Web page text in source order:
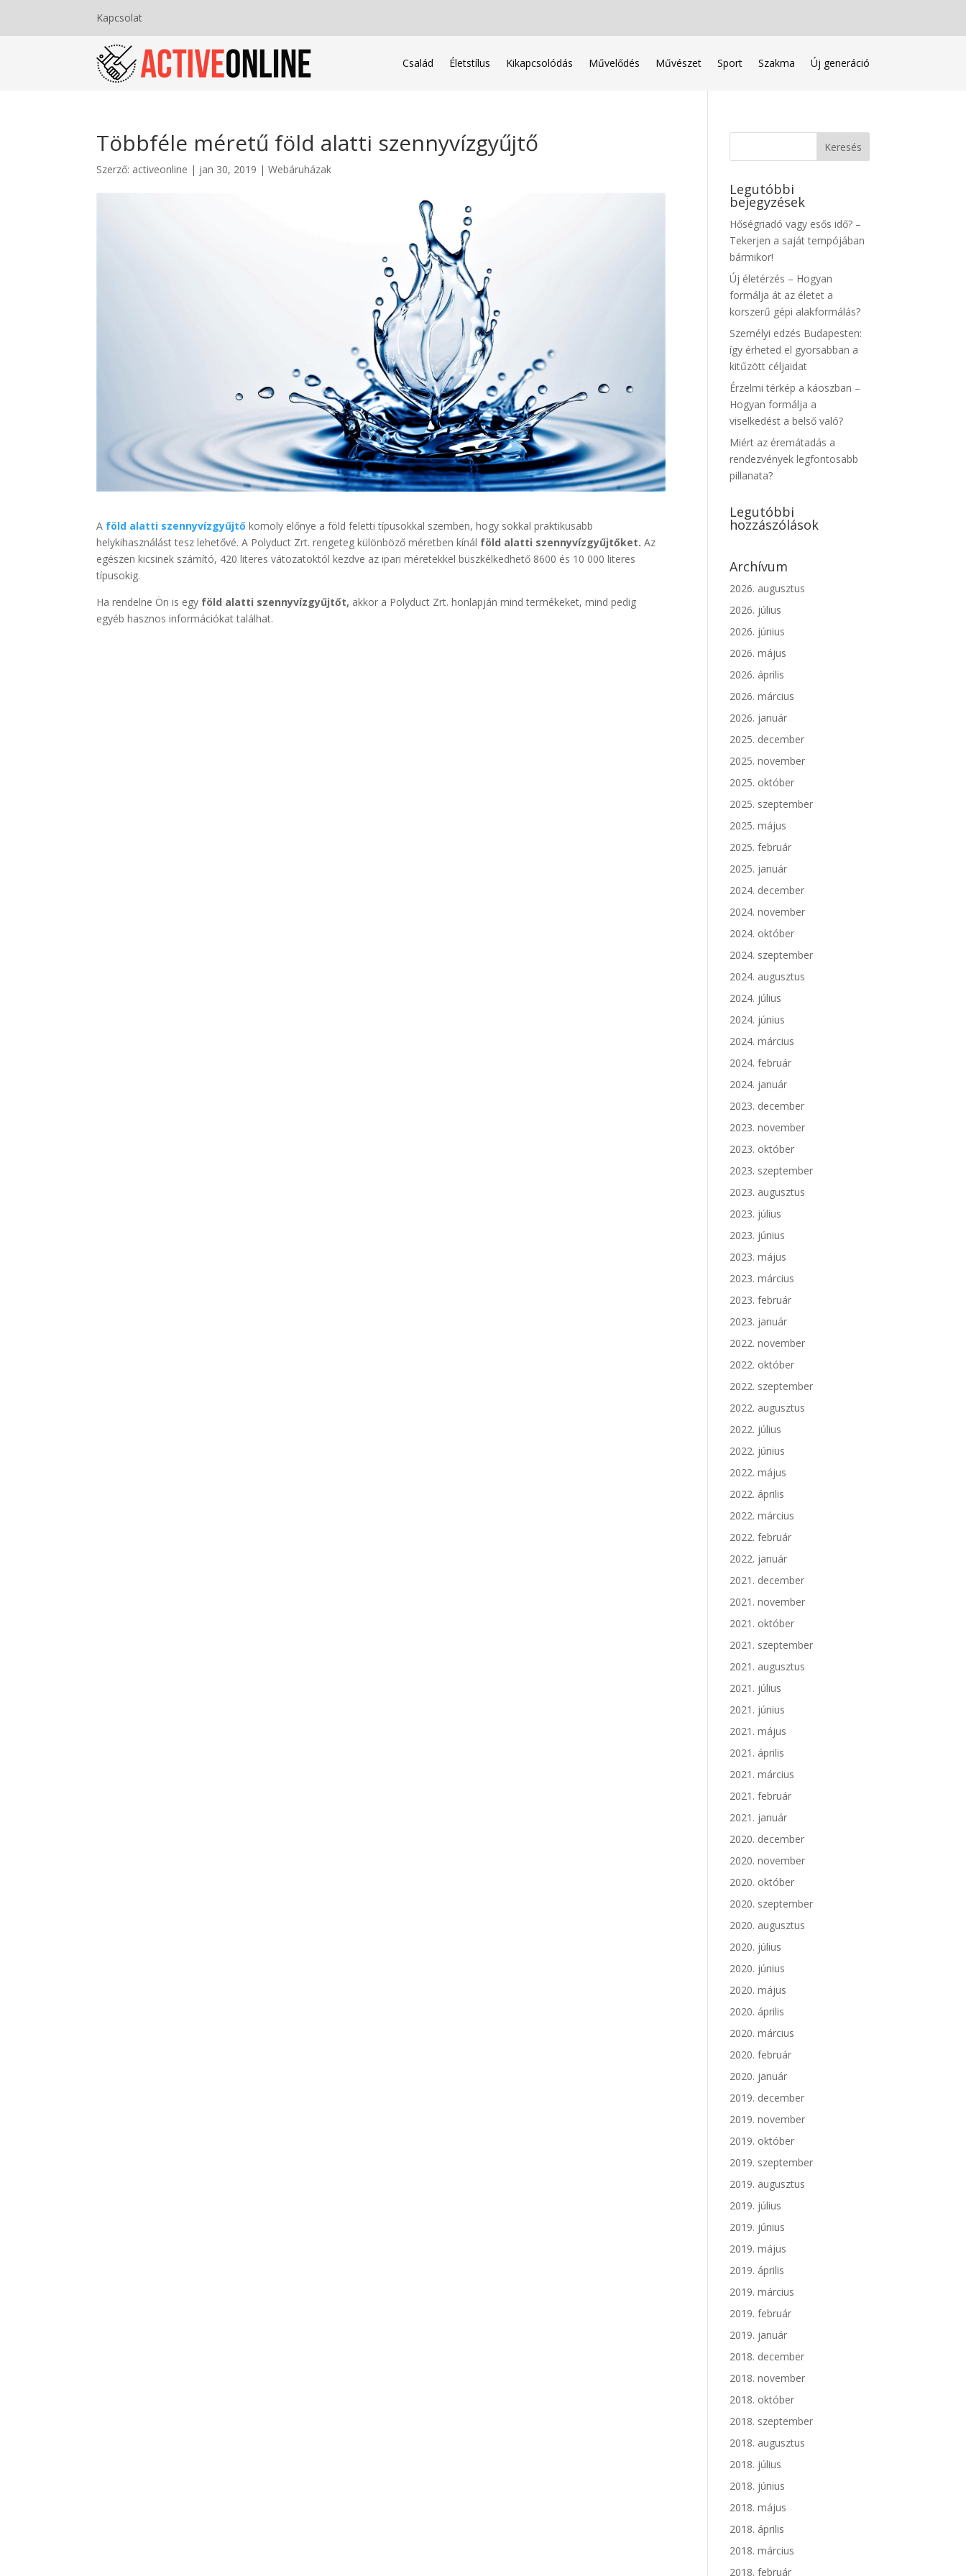
Kapcsolat
Család Életstílus Kikapcsolódás Művelődés Művészet Sport Szakma Új generáció
Többféle méretű föld alatti szennyvízgyűjtő
Szerző: activeonline | jan 30, 2019 |Webáruházak
A föld alatti szennyvízgyűjtő komoly előnye a föld feletti típusokkal szemben, hogy sokkal praktikusabb
helykihasználást tesz lehetővé. A Polyduct Zrt. rengeteg különböző méretben kínál föld alatti szennyvízgyűjtőket. Az
egészen kicsinek számító, 420 literes vátozatoktól kezdve az ipari méretekkel büszkélkedhető 8600 és 10 000 literes
típusokig.
Ha rendelne Ön is egy föld alatti szennyvízgyűjtőt, akkor a Polyduct Zrt. honlapján mind termékeket, mind pedig
egyéb hasznos információkat találhat.
Legutóbbi
bejegyzések
Hőségriadó vagy esős idő? –
Tekerjen a saját tempójában
bármikor!
Új életérzés – Hogyan
formálja át az életet a
korszerű gépi alakformálás?
Személyi edzés Budapesten:
így érheted el gyorsabban a
kitűzött céljaidat
Érzelmi térkép a káoszban –
Hogyan formálja a
viselkedést a belső való?
Miért az éremátadás a
rendezvények legfontosabb
pillanata?
Legutóbbi
hozzászólások
Archívum
2026. augusztus
2026. július
2026. június
2026. május
2026. április
2026. március
2026. január
2025. december
2025. november
2025. október
2025. szeptember
2025. május
2025. február
2025. január
2024. december
2024. november
2024. október
2024. szeptember
2024. augusztus
2024. július
2024. június
2024. március
2024. február
2024. január
2023. december
2023. november
2023. október
2023. szeptember
2023. augusztus
2023. július
2023. június
2023. május
2023. március
2023. február
2023. január
2022. november
2022. október
2022. szeptember
2022. augusztus
2022. július
2022. június
2022. május
2022. április
2022. március
2022. február
2022. január
2021. december
2021. november
2021. október
2021. szeptember
2021. augusztus
2021. július
2021. június
2021. május
2021. április
2021. március
2021. február
2021. január
2020. december
2020. november
2020. október
2020. szeptember
2020. augusztus
2020. július
2020. június
2020. május
2020. április
2020. március
2020. február
2020. január
2019. december
2019. november
2019. október
2019. szeptember
2019. augusztus
2019. július
2019. június
2019. május
2019. április
2019. március
2019. február
2019. január
2018. december
2018. november
2018. október
2018. szeptember
2018. augusztus
2018. július
2018. június
2018. május
2018. április
2018. március
2018. február